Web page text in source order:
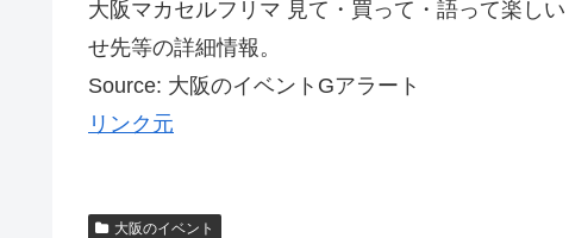
大阪マカセルフリマ 見て・買って・語って楽し
せ先等の詳細情報。
Source: 大阪のイベントGアラート
リンク元
大阪のイベント